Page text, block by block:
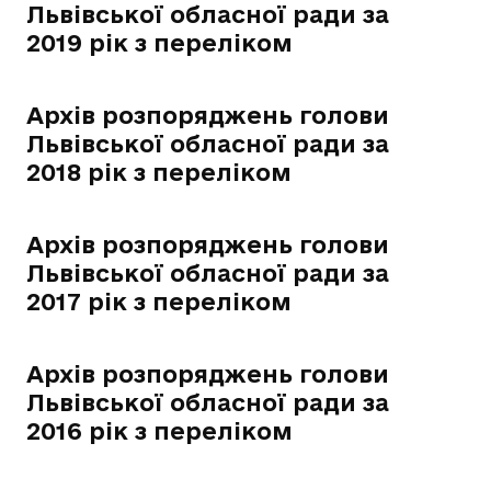
Львівської обласної ради за
2019 рік з переліком
Архів розпоряджень голови
Львівської обласної ради за
2018 рік з переліком
Архів розпоряджень голови
Львівської обласної ради за
2017 рік з переліком
Архів розпоряджень голови
Львівської обласної ради за
2016 рік з переліком